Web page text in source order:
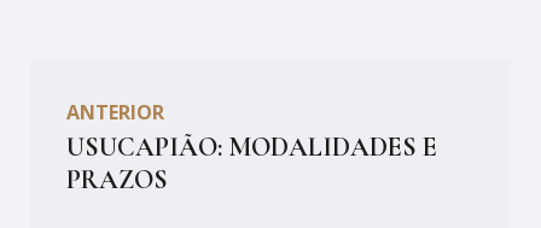
ANTERIOR
USUCAPIÃO: MODALIDADES E
PRAZOS